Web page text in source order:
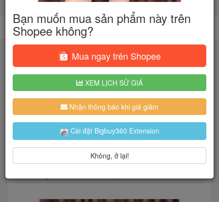
Tìm kiếm
Người dùng đang quan tâm đến 🔥...
Trang chủ Thời Trang Nữ Đồ ngủ
Pyjama
Bạn muốn mua sản phẩm này trên
Shopee không?
Mua ngay trên Shopee
XEM LỊCH SỬ GIÁ
Nhận thông báo khi giá giảm
Cài đặt Bigbuy360 Extension
Không, ở lại!